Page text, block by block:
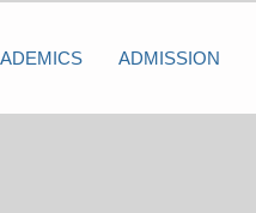
ADMISSION